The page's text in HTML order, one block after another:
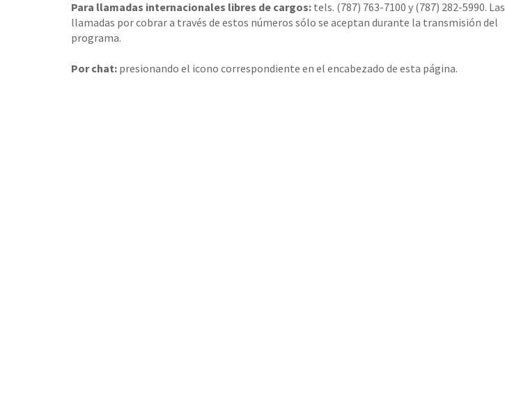
Para llamadas internacionales libres de cargos: tels. (787) 763-7100 y (787) 282-5990. Las
llamadas por cobrar a través de estos números sólo se aceptan durante la transmisión del
programa.
Por chat: presionando el icono correspondiente en el encabezado de esta página.